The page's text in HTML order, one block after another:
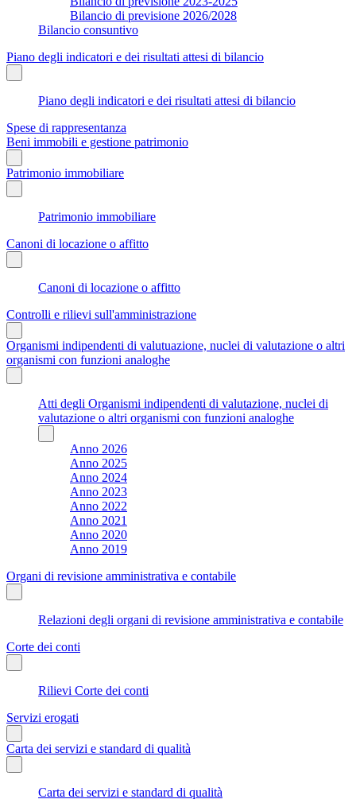
Bilancio di previsione 2026/2028
Bilancio consuntivo
Piano degli indicatori e dei risultati attesi di bilancio
Piano degli indicatori e dei risultati attesi di bilancio
Spese di rappresentanza
Beni immobili e gestione patrimonio
Patrimonio immobiliare
Patrimonio immobiliare
Canoni di locazione o affitto
Canoni di locazione o affitto
Controlli e rilievi sull'amministrazione
Organismi indipendenti di valutuazione, nuclei di valutazione o altri
organismi con funzioni analoghe
Atti degli Organismi indipendenti di valutazione, nuclei di
valutazione o altri organismi con funzioni analoghe
Anno 2026
Anno 2025
Anno 2024
Anno 2023
Anno 2022
Anno 2021
Anno 2020
Anno 2019
Organi di revisione amministrativa e contabile
Relazioni degli organi di revisione amministrativa e contabile
Corte dei conti
Rilievi Corte dei conti
Servizi erogati
Carta dei servizi e standard di qualità
Carta dei servizi e standard di qualità